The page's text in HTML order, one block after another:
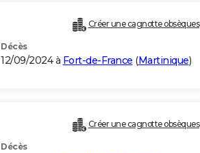
Créer une cagnotte obsèques
Décès
12/09/2024 à Fort-de-France (Martinique)
Créer une cagnotte obsèques
Décès